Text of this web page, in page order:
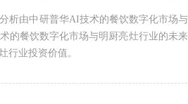
析由中研普华AI技术的餐饮数字化市
的餐饮数字化市场与明厨亮灶行业的
行业投资价值。